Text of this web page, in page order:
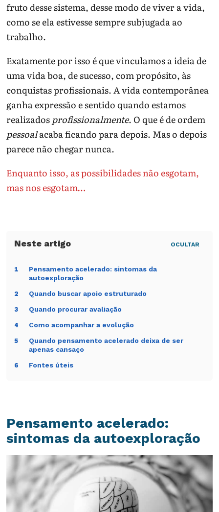
fruto desse sistema, desse modo de viver a vida,
como se ela estivesse sempre subjugada ao
trabalho.
Exatamente por isso é que vinculamos a ideia de
uma vida boa, de sucesso, com propósito, às
conquistas profissionais. A vida contemporânea
ganha expressão e sentido quando estamos
realizados profissionalmente. O que é de ordem
pessoalacaba ficando para depois. Mas o depois
parece não chegar nunca.
Enquanto isso, as possibilidades não esgotam,
mas nos esgotam…
OCULTAR
1
Pensamento acelerado: sintomas da
autoexploração
2 Quando buscar apoio estruturado
3 Quando procurar avaliação
4 Como acompanhar a evolução
5
Quando pensamento acelerado deixa de ser
apenas cansaço
6 Fontes úteis
Pensamento acelerado:
sintomas da autoexploração